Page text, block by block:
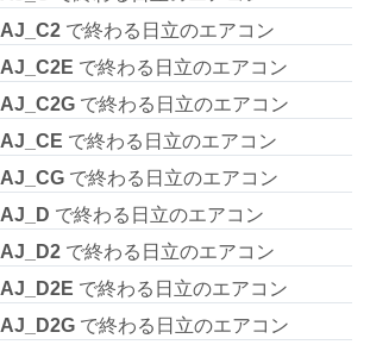
AJ_C2 で終わる日立のエアコン
AJ_C2E で終わる日立のエアコン
AJ_C2G で終わる日立のエアコン
AJ_CE で終わる日立のエアコン
AJ_CG で終わる日立のエアコン
AJ_D で終わる日立のエアコン
AJ_D2 で終わる日立のエアコン
AJ_D2E で終わる日立のエアコン
AJ_D2G で終わる日立のエアコン